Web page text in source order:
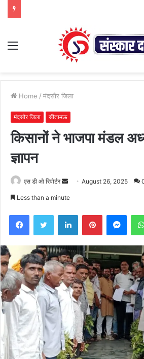
Menu
Home / मंदसौर जिला
मंदसौर जिला सीतामऊ
किसानों ने भाजपा मंडल
ज्ञापन
एस डी ओ रिपोर्टर
Send August 26, 2025
Less than a minute
FacebookTwitter LinkedInPinterest